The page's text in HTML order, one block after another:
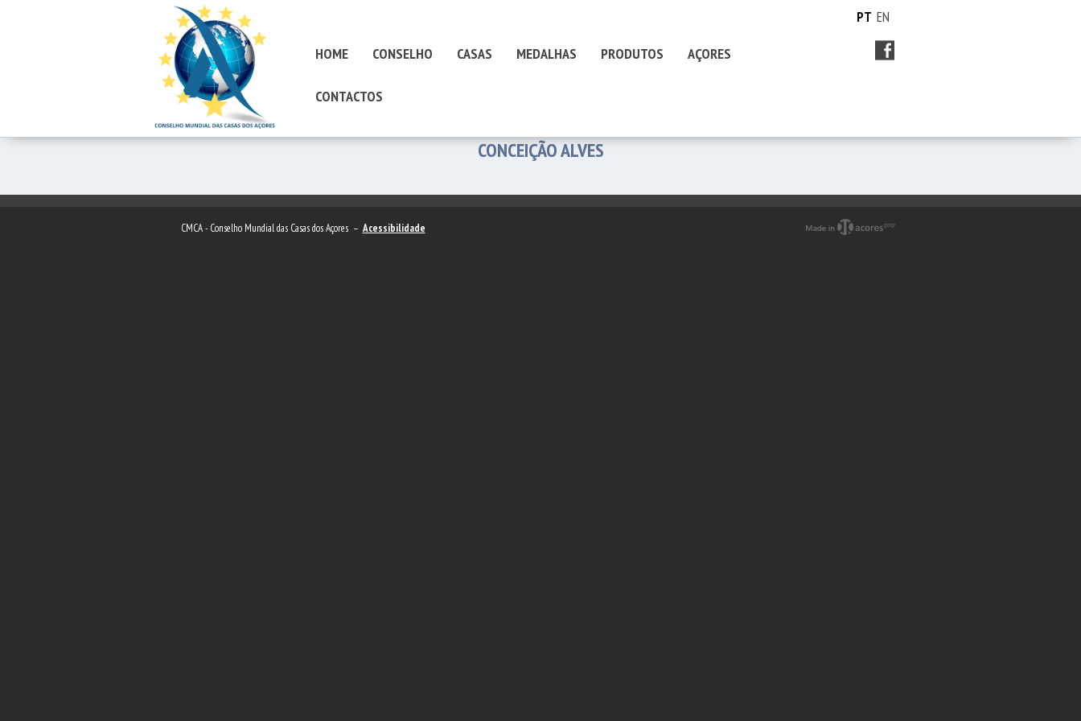
HOME CONSELHO CASAS MEDALHAS PRODUTOS AÇORES
CONTACTOS
PT EN
CONCEIÇÃO ALVES
CMCA - Conselho Mundial das Casas dos Açores – Acessibilidade